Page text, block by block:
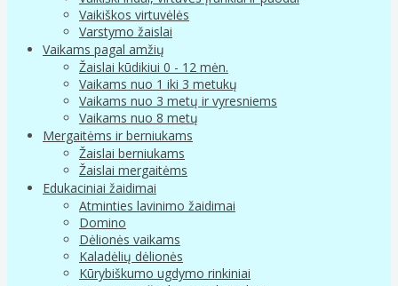
Vaikiškos virtuvėlės
Varstymo žaislai
Vaikams pagal amžių
Žaislai kūdikiui 0 - 12 mėn.
Vaikams nuo 1 iki 3 metukų
Vaikams nuo 3 metų ir vyresniems
Vaikams nuo 8 metų
Mergaitėms ir berniukams
Žaislai berniukams
Žaislai mergaitėms
Edukaciniai žaidimai
Atminties lavinimo žaidimai
Domino
Dėlionės vaikams
Kaladėlių dėlionės
Kūrybiškumo ugdymo rinkiniai